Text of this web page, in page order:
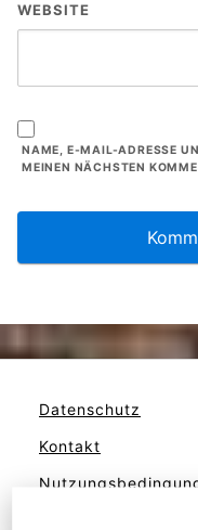
WEBSITE
NAME, E-MAIL-ADRESSE
MEINEN NÄCHSTEN
Datenschutz
Kontakt